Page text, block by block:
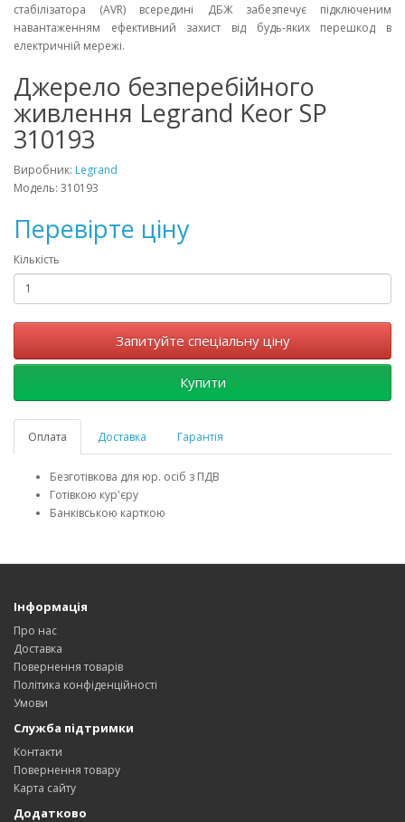
стабілізатора (AVR) всередині ДБЖ забезпечує підключеним
навантаженням ефективний захист від будь-яких перешкод в
електричній мережі.
Джерело безперебійного
живлення Legrand Keor SP
310193
Виробник: Legrand
Модель: 310193
Перевірте ціну
Кількість
Запитуйте спеціальну ціну
Купити
Оплата Доставка Гарантія
Безготівкова для юр. осіб з ПДВ
Готівкою кур'єру
Банківською карткою
Інформація
Про нас
Доставка
Повернення товарів
Політика конфіденційності
Умови
Служба підтримки
Контакти
Повернення товару
Карта сайту
Додатково